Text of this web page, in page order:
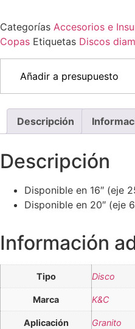
Categorías Accesorios e
Copas Etiquetas Discos
Añadir a presupuesto
Descripción
Descripción
Disponible en 16″ (eje
Disponible en 20″ (eje
Información
Tipo Disco
Marca K&C
Aplicación Granito